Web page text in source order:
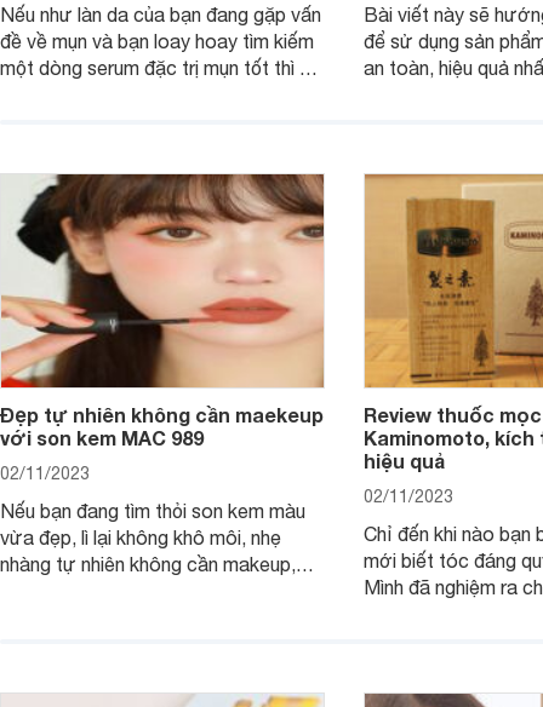
Nếu như làn da của bạn đang gặp vấn
đề về mụn và bạn loay hoay tìm kiếm
một dòng serum đặc trị mụn tốt thì bài
Bài viết này sẽ
để sử dụng sản
an toàn, hiệu quả
Đẹp tự nhiên không cần maekeup
với son kem MAC 989
02/11/2023
Nếu bạn đang tìm thỏi son kem màu
vừa đẹp, lì lại không khô môi, nhẹ
nhàng tự nhiên không cần makeup,
Review thuốc
Kaminomoto,
hiệu quả
02/11/2023
Chỉ đến khi nào bạn
mới biết tóc đáng
Mình đã nghiệm ra
gội, xả, trang bị cả